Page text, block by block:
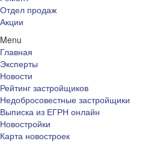
Отдел продаж
Акции
Menu
Главная
Эксперты
Новости
Рейтинг застройщиков
Недобросовестные застройщики
Выписка из ЕГРН онлайн
Новостройки
Карта новостроек